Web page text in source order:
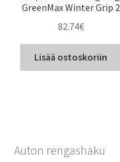
GreenMax Winter Grip 2
82.74€
Lisää ostoskoriin
Auton rengashaku